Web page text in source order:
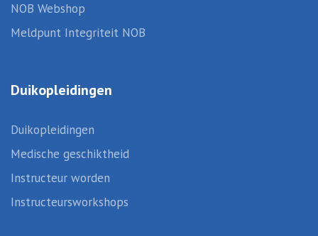
NOB Webshop
Meldpunt Integriteit NOB
Duikopleidingen
Duikopleidingen
Medische geschiktheid
Instructeur worden
Instructeursworkshops